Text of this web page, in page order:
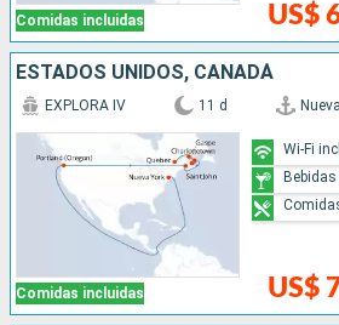
Comidas incluidas US$
ESTADOS UNIDOS, CANADÁ
Comidas incluidas
EXPLORA IV 11 d
US$
Wi-Fi